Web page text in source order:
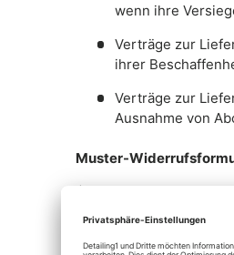
wenn ihre
Verträge zur
ihrer
Verträge zur
Ausnahme von
Muster-
(Wenn Sie den Vertrag
aus und senden Sie es
– An Jasper